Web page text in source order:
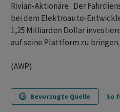
Rivian-Aktionäre . Der
bei dem Elektroauto-
1,25 Milliarden Dollar
auf seine Plattform zu
(AWP)
Bevorzugte Quelle So